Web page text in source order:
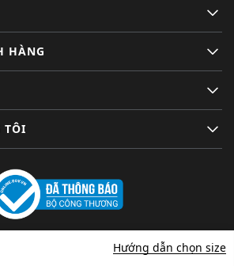
Hướng dẫn chọn size
HÀNG
TÔI